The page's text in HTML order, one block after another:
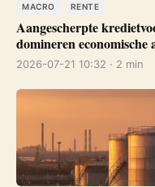
MACRO RENTE
Aangescherpte
domineren economische
2026-07-21 10:32 · 2 min